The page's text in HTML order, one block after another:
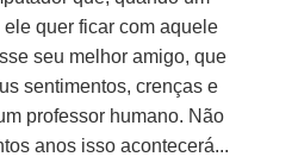
quer ficar com aquele
seu melhor amigo, que
sentimentos, crenças e
professor humano. Não
anos isso acontecerá...